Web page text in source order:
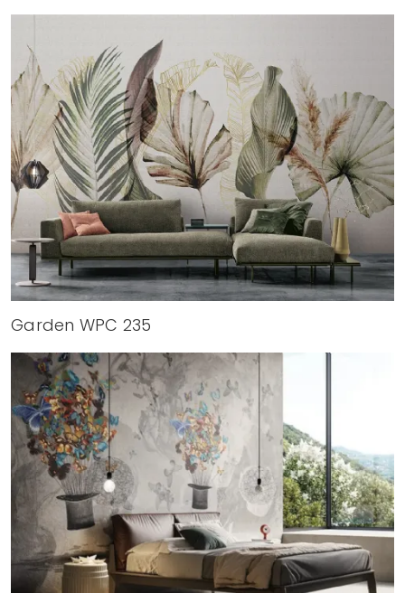
Garden WPC 235